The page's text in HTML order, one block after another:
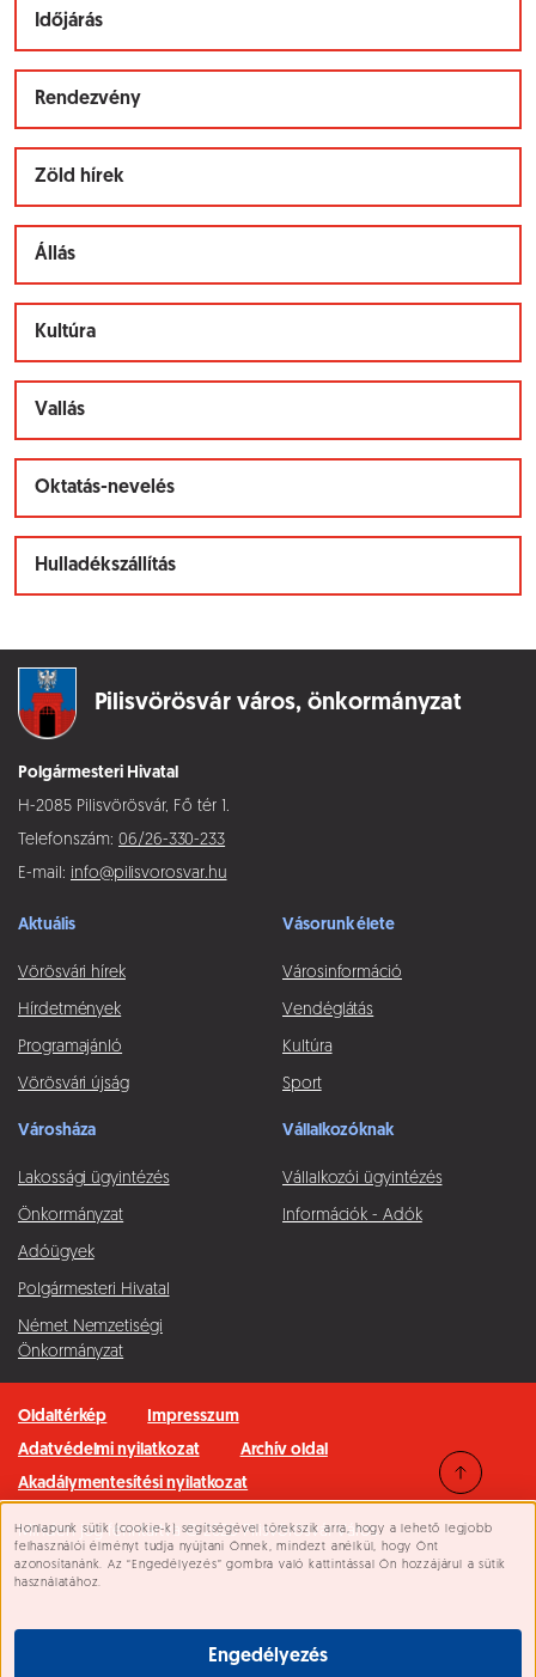
Süti beállítások
Honlapunk sütik (cookie-k) segítségével törekszik arra, hogy a lehető legjobb
felhasználói élményt tudja nyújtani Önnek, mindezt anélkül, hogy Önt
azonosítanánk. Az “Engedélyezés” gombra való kattintással Ön hozzájárul a sütik
használatához.
Engedélyezés
Időjárás
Rendezvény
Zöld hírek
Állás
Kultúra
Vallás
Oktatás-nevelés
Hulladékszállítás
Pilisvörösvár város, önkormányzat
Polgármesteri Hivatal
H-2085 Pilisvörösvár, Fő tér 1.
Telefonszám: 06/26-330-233
E-mail: info@pilisvorosvar.hu
Aktuális
Vörösvári hírek
Hírdetmények
Programajánló
Vörösvári újság
Vásorunk élete
Városinformáció
Vendéglátás
Kultúra
Sport
Városháza
Lakossági ügyintézés
Önkormányzat
Adóügyek
Polgármesteri Hivatal
Német Nemzetiségi
Önkormányzat
Vállalkozóknak
Vállalkozói ügyintézés
Információk - Adók
Oldaltérkép
Impresszum
Adatvédelmi nyilatkozat
Archív oldal
Akadálymentesítési nyilatkozat
Minden jog fenntartva © 2026 Pilisvörösvár Város